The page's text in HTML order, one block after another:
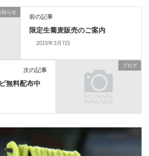
知らせ
前の記事
限定生蕎麦販売のご案内
2015年3月7日
ブログ
次の記事
無料配布中